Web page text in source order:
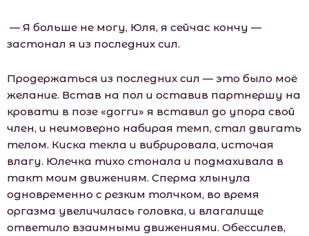
— Я больше не могу, Юля, я сейчас кончу —
застонал я из последних сил.
Продержаться из последних сил — это было моё
желание. Встав на пол и оставив партнершу на
кровати в позе «догги» я вставил до упора свой
член, и неимоверно набирая темп, стал двигать
телом. Киска текла и вибрировала, источая
влагу. Юлечка тихо стонала и подмахивала в
такт моим движениям. Сперма хлынула
одновременно с резким толчком, во время
оргазма увеличилась головка, и влагалище
ответило взаимными движениями. Обессилев,